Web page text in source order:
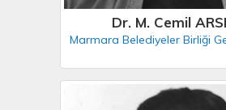
Dr. M. Cemil
Marmara Belediyeler Birliği